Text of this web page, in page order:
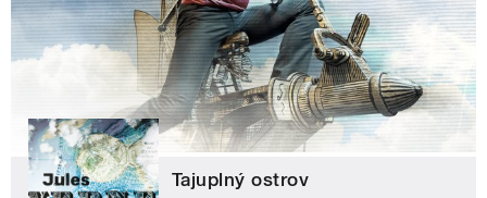
Tajuplný ostrov